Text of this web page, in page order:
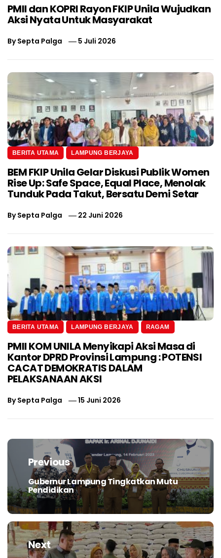
PMII dan KOPRI Rayon FKIP Unila Wujudkan
Aksi Nyata Untuk Masyarakat
BySepta Palga 5 Juli 2026
BERITA UTAMA LAMPUNG BERJAYA
BEM FKIP Unila Gelar Diskusi Publik Women
Rise Up: Safe Space, Equal Place, Menolak
Tunduk Pada Takut, Bersatu Demi Setar
BySepta Palga 22 Juni 2026
BERITA UTAMA LAMPUNG BERJAYA RAGAM
PMII KOM UNILA Menyikapi Aksi Masa di
Kantor DPRD Provinsi Lampung : POTENSI
CACAT DEMOKRATIS DALAM
PELAKSANAAN AKSI
BySepta Palga 15 Juni 2026
Navigasi
posPrevious
Previous
post:
Gubernur Lampung Tingkatkan Mutu
Pendidikan
Next